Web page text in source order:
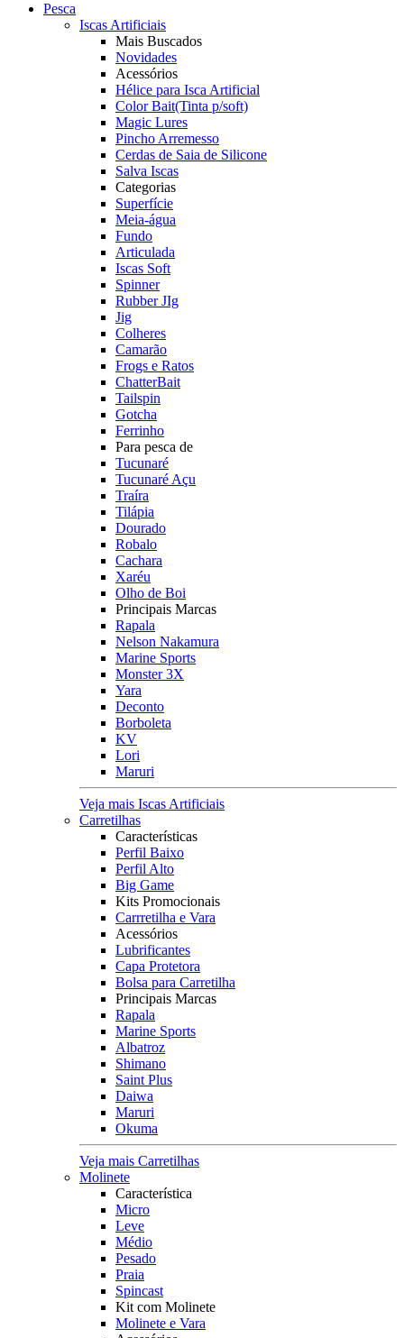
Pesca
Iscas Artificiais
Mais Buscados
Novidades
Acessórios
Hélice para Isca Artificial
Color Bait(Tinta p/soft)
Magic Lures
Pincho Arremesso
Cerdas de Saia de Silicone
Salva Iscas
Categorias
Superfície
Meia-água
Fundo
Articulada
Iscas Soft
Spinner
Rubber JIg
Jig
Colheres
Camarão
Frogs e Ratos
ChatterBait
Tailspin
Gotcha
Ferrinho
Para pesca de
Tucunaré
Tucunaré Açu
Traíra
Tilápia
Dourado
Robalo
Cachara
Xaréu
Olho de Boi
Principais Marcas
Rapala
Nelson Nakamura
Marine Sports
Monster 3X
Yara
Deconto
Borboleta
KV
Lori
Maruri
Veja mais Iscas Artificiais
Carretilhas
Características
Perfil Baixo
Perfil Alto
Big Game
Kits Promocionais
Carrretilha e Vara
Acessórios
Lubrificantes
Capa Protetora
Bolsa para Carretilha
Principais Marcas
Rapala
Marine Sports
Albatroz
Shimano
Saint Plus
Daiwa
Maruri
Okuma
Veja mais Carretilhas
Molinete
Característica
Micro
Leve
Médio
Pesado
Praia
Spincast
Kit com Molinete
Molinete e Vara